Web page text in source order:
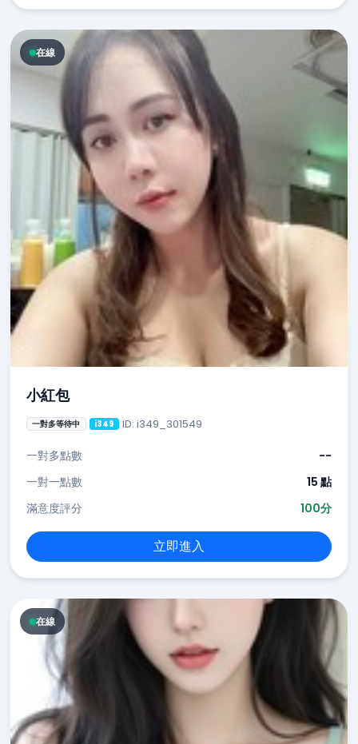
在線
小紅包
一對多等待中 i349 ID: i349_301549
一對多點數
--
一對一點數
15 點
滿意度評分
100分
立即進入
在線